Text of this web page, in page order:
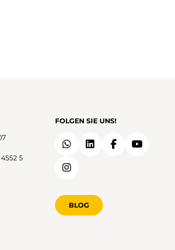
5
FOLGEN SIE UNS!
BLOG